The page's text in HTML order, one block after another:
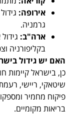
אירופה:
גרמניה.
ארה"ב:
בקליפורניה
האם יש גידול
כן, בישראל קיימות
שיטאקי, ריישי,
פיקוח מחמיר
בריאות מקומיים.